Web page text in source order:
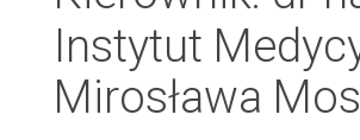
Instytut
Mirosława